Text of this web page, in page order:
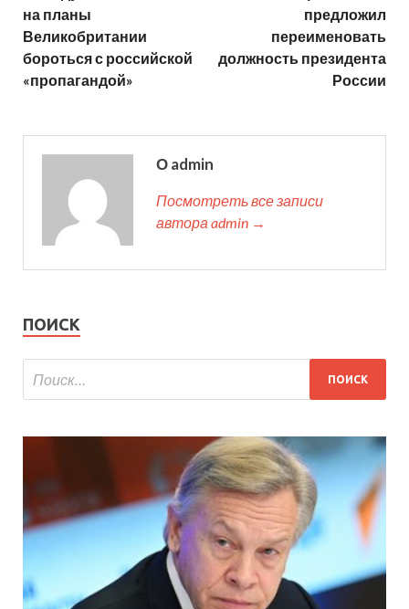
на планы
Великобритании
бороться с российской
«пропагандой»
предложил
переименовать
должность президента
России
О admin
Посмотреть все записи
автора admin →
ПОИСК